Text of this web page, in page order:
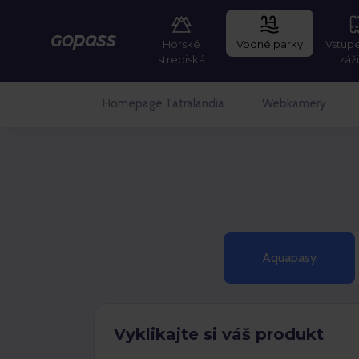
Gopass
Horské
strediská
Vodné parky
Homepage Tatralandia Webkamery
Aquapasy
Vyklikajte si váš produkt